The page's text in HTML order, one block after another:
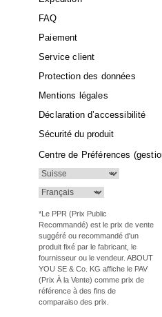
FAQ
Paiement
Service client
Protection des données
Mentions légales
Déclaration d’accessibilité
Sécurité du produit
Centre de Préférences
*Le PPR (Prix Public
Recommandé) est le prix de vente
suggéré ou recommandé d'un
produit fixé par le fabricant, le
fournisseur ou le vendeur. ABOUT
YOU SE & Co. KG affiche le PAV
(Prix À la Vente) comme prix de
référence à des fins de
comparaiso des prix.